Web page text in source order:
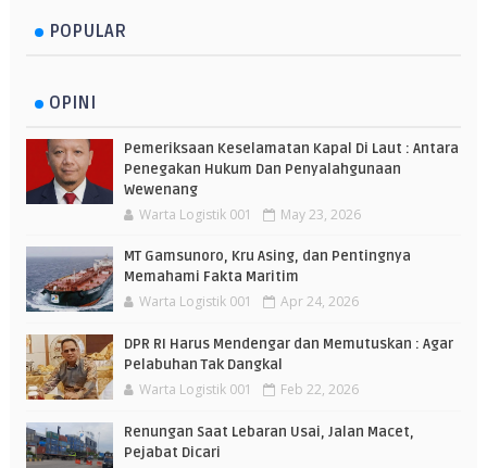
POPULAR
OPINI
Pemeriksaan Keselamatan Kapal Di Laut : Antara
Penegakan Hukum Dan Penyalahgunaan
Wewenang
Warta Logistik 001 May 23, 2026
MT Gamsunoro, Kru Asing, dan Pentingnya
Memahami Fakta Maritim
Warta Logistik 001 Apr 24, 2026
DPR RI Harus Mendengar dan Memutuskan : Agar
Pelabuhan Tak Dangkal
Warta Logistik 001 Feb 22, 2026
Renungan Saat Lebaran Usai, Jalan Macet,
Pejabat Dicari